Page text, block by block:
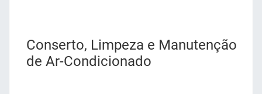
Conserto, Limpeza e Manutenção
de Ar-Condicionado